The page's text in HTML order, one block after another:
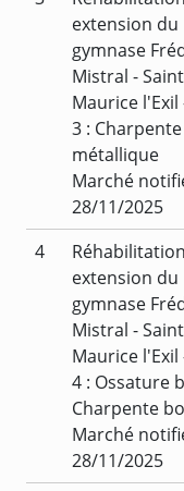
extension du
gymnase
Mistral -
Maurice l'Exil
3 : Charpente
métallique
Marché
28/11/2025
4
extension du
gymnase
Mistral -
Maurice l'Exil
4 : Ossature
Charpente
Marché
28/11/2025